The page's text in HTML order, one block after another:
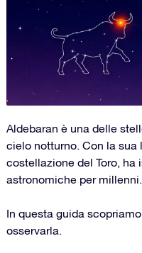
Aldebaran è una delle
cielo notturno. Con la
costellazione del Toro,
astronomiche per millenni.
In questa guida
osservarla.